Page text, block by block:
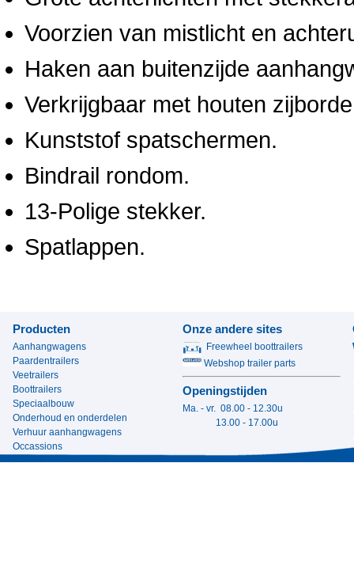
Voorzien van mistlicht en
Haken aan buitenzijde
Verkrijgbaar met houten
Kunststof spatschermen.
Bindrail rondom.
13-Polige stekker.
Spatlappen.
Producten
Aanhangwagens
Paardentrailers
Veetrailers
Boottrailers
Speciaalbouw
Onderhoud en onderdelen
Verhuur aanhangwagens
Occassions
Onze andere sites
Freewheel boottrailers
Webshop trailer parts
Openingstijden
Ma. - vr. 08.00 - 12.30u
13.00 - 17.00u